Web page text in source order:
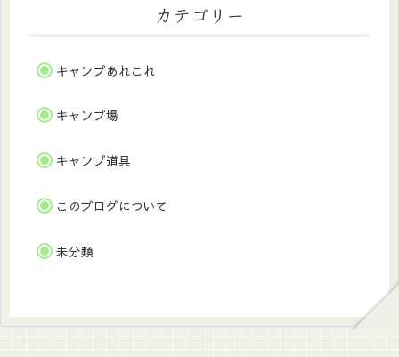
カテゴリー
キャンプあれこれ
キャンプ場
キャンプ道具
このブログについて
未分類